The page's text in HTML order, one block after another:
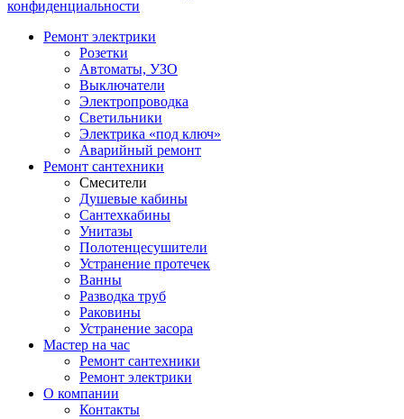
конфиденциальности
Ремонт электрики
Розетки
Автоматы, УЗО
Выключатели
Электропроводка
Светильники
Электрика «под ключ»
Аварийный ремонт
Ремонт сантехники
Смесители
Душевые кабины
Сантехкабины
Унитазы
Полотенцесушители
Устранение протечек
Ванны
Разводка труб
Раковины
Устранение засора
Мастер на час
Ремонт сантехники
Ремонт электрики
О компании
Контакты